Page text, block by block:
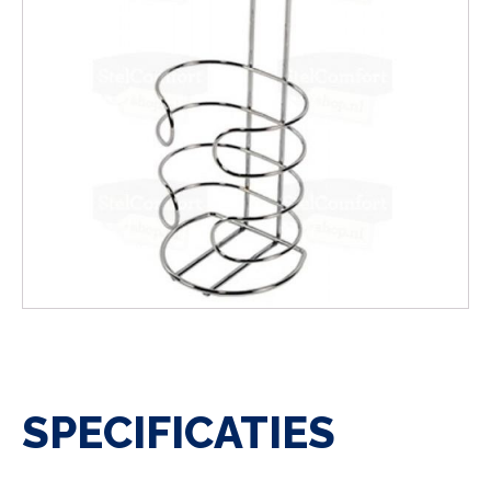
SPECIFICATIES